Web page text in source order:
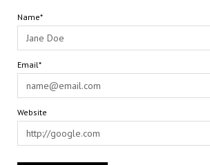
Name*
Email*
Website